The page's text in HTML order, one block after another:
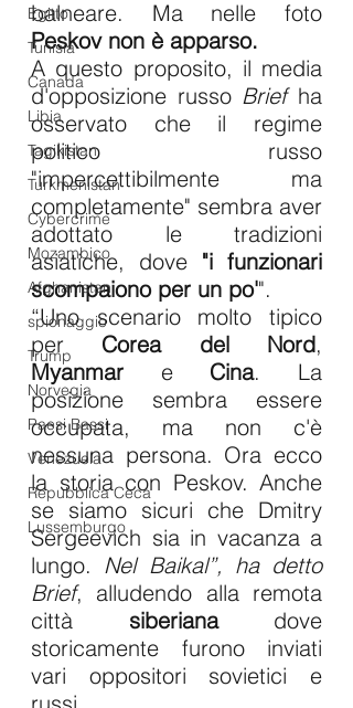
Egitto
Tunisia
Canada
Libia
Tagikistan
Turkmenistan
Cybercrime
Mozambico
Afghanistan
spionaggio
Trump
Norvegia
Paesi Bassi
Venezuela
Repubblica Ceca
Lussemburgo
Peskov non è apparso.
A questo proposito, il media
d'opposizione russo Brief ha
osservato che il regime
politico russo
"impercettibilmente ma
completamente" sembra aver
adottato le tradizioni
asiatiche, dove "i funzionari
scompaiono per un po'".
“Uno scenario molto tipico
per Corea del Nord
Myanmar e Cina. La
posizione sembra essere
occupata, ma non c'è
nessuna persona. Ora ecco
la storia con Peskov. Anche
se siamo sicuri che Dmitry
Sergeevich sia in vacanza a
lungo. Nel Baikal”, ha detto
Brief, alludendo alla remota
città siberiana dove
storicamente furono inviati
vari oppositori sovietici e